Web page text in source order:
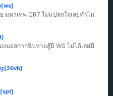
[ws]
มหาเทพ CR7 ไม่แปลกใจเลยทำไม
งบอลกากฉิบหายสู้ปี WS ไม่ได้เลยปี
[26vb]
[spt]